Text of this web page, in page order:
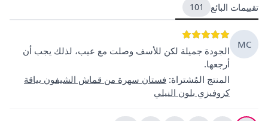
تقييمات البائع 101
MC
الجودة جميلة لكن للأسف وصلت مع عيب، لذلك يجب أن
أرجعها.
المنتج المُشتراة: فستان سهرة من قماش الشيفون بياقة
كروفيزي بلون النيلي